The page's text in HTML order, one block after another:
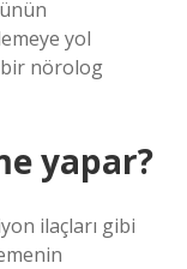
yol
bir nörolog
yapar?
ilaçları gibi